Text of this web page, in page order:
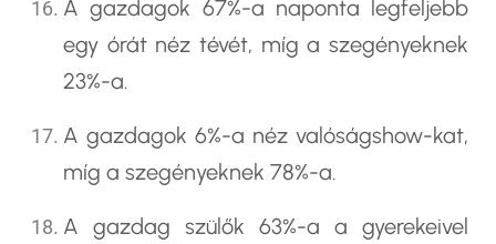
A gazdagok 67%-a naponta legfeljebb
egy órát néz tévét, míg a szegényeknek
23%-a.
A gazdagok 6%-a néz valóságshow-kat,
míg a szegényeknek 78%-a.
A gazdag szülők 63%-a a gyerekeivel